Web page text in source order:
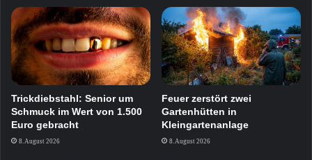
Trickdiebstahl: Senior um
Schmuck im Wert von 1.500
Euro gebracht
8. August 2026
Feuer zerstört zwei
Gartenhütten in
Kleingartenanlage
8. August 2026